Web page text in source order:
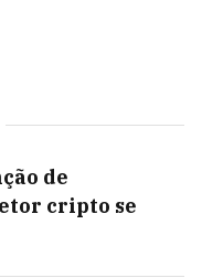
de
cripto se